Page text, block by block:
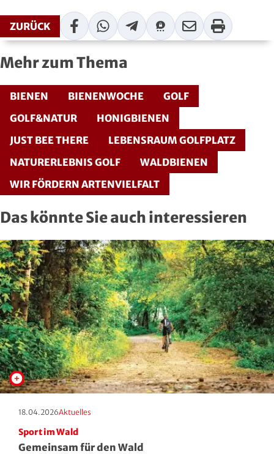
ZURÜCK FacebookWhatsAppTelegramThreema
Mail Print
Mehr zum Thema
BIENEN BIENENWOCHE
GOLF
GOLF&NATUR
HONIGBIENEN
JUST BEE THERE
LEBENSRAUM GOLFPLATZ
NATURERLEBNIS GOLF
WALDBIENEN
WIR FÖRDERN ARTENVIELFALT
Das könnte Sie auch interessieren
Erscheinungstag:
18.04.2026
Kategorie: Aktuelles
Sport im Wald
Gemeinsam für den Wald